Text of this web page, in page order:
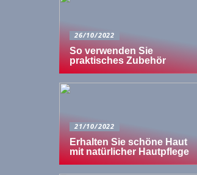
26/10/2022
So verwenden Sie
praktisches Zubehör
21/10/2022
Erhalten Sie schöne Haut
mit natürlicher Hautpflege